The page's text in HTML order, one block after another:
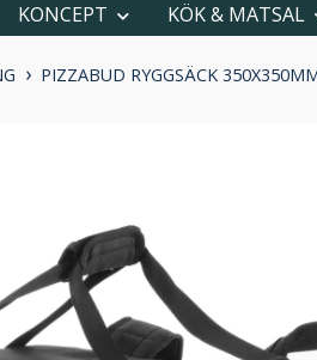
KONCEPT KÖK & MATSAL
PIZZABUD RYGGSÄCK